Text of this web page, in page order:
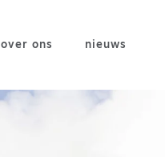
over ons nieuws